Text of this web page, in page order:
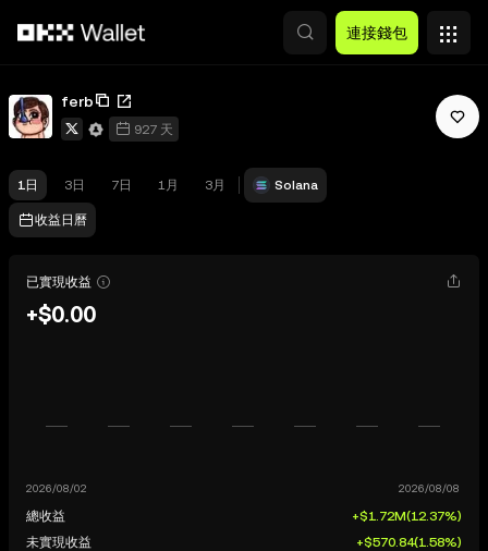
連接錢包
ferb
927 天
1日 3日 7日 1月 3月 Solana
收益日曆
已實現收益
+$0.00
總收益 +$1.72M(12.37%)
未實現收益
+$570.84(1.58%)